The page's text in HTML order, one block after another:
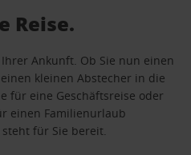
Reise.
Ankunft. Ob Sie nun einen
kleinen Abstecher in die
für eine Geschäftsreise oder
einen Familienurlaub
für Sie bereit.